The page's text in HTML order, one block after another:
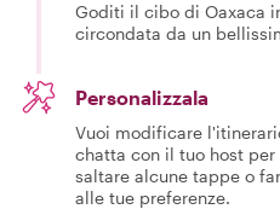
Goditi il cibo di Oaxaca
circondata da un
Personalizzala
Vuoi modificare
chatta con il tuo host
saltare alcune tappe o
alle tue preferenze.